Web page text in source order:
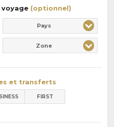
(optionnel)
Pays
Zone
et transferts
FIRST